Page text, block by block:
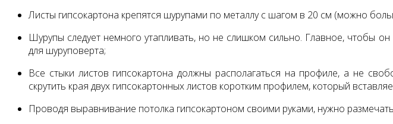
Листы гипсокартона крепятся шурупами по металлу с шагом в 20 см (можно
Шурупы следует немного утапливать, но не слишком сильно. Главное, чтобы
для шуруповерта;
Все стыки листов гипсокартона должны располагаться на профиле, а не
скрутить края двух гипсокартонных листов коротким профилем, который
Проводя выравнивание потолка гипсокартоном своими руками, нужно